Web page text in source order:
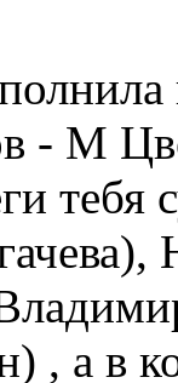
- М
тебя
, а в